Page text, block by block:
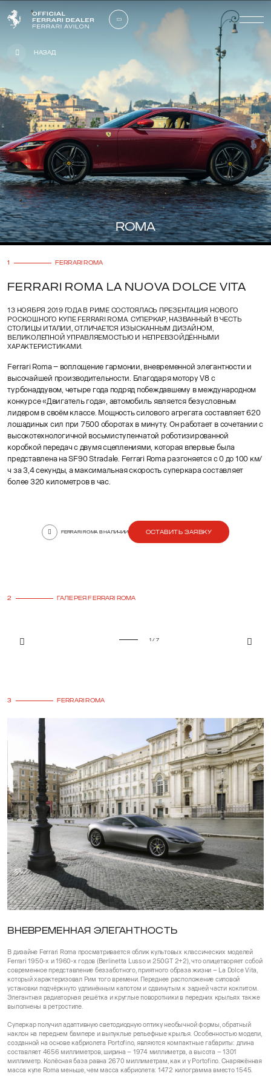
Назад
ROMA
1 FERRARI ROMA
FERRARI ROMA LA NUOVA DOLCE VITA
13 НОЯБРЯ 2019 ГОДА В РИМЕ СОСТОЯЛАСЬ ПРЕЗЕНТАЦИЯ НОВОГО
РОСКОШНОГО КУПЕ FERRARI ROMA. СУПЕРКАР, НАЗВАННЫЙ В ЧЕСТЬ
СТОЛИЦЫ ИТАЛИИ, ОТЛИЧАЕТСЯ ИЗЫСКАННЫМ ДИЗАЙНОМ,
ВЕЛИКОЛЕПНОЙ УПРАВЛЯЕМОСТЬЮ И НЕПРЕВЗОЙДЁННЫМИ
ХАРАКТЕРИСТИКАМИ.
Ferrari Roma – воплощение гармонии, вневременной элегантности и
высочайшей производительности. Благодаря мотору V8 с
турбонаддувом, четыре года подряд побеждавшему в международном
конкурсе «Двигатель года», автомобиль является безусловным
лидером в своём классе. Мощность силового агрегата составляет 620
лошадиных сил при 7500 оборотах в минуту. Он работает в сочетании с
высокотехнологичной восьмиступенчатой роботизированной
коробкой передач с двумя сцеплениями, которая впервые была
представлена на SF90 Stradale. Ferrari Roma разгоняется с 0 до 100 км/
ч за 3,4 секунды, а максимальная скорость суперкара составляет
более 320 километров в час.
FERRARI ROMA В НАЛИЧИИ ОСТАВИТЬ ЗАЯВКУ
2 ГАЛЕРЕЯ FERRARI ROMA
1 / 7
3 FERRARI ROMA
ВНЕВРЕМЕННАЯ ЭЛЕГАНТНОСТЬ
В дизайне Ferrari Roma просматривается облик культовых классических моделей
Ferrari 1950-х и 1960-х годов (Berlinetta Lusso и 250GT 2+2), что олицетворяет собой
современное представление беззаботного, приятного образа жизни – La Dolce Vita,
который характеризовал Рим того времени. Переднее расположение силовой
установки подчёркнуто удлинённым капотом и сдвинутым к задней части кокпитом.
Элегантная радиаторная решётка и круглые поворотники в передних крыльях также
выполнены в ретростиле.
Суперкар получил адаптивную светодиодную оптику необычной формы, обратный
наклон на переднем бампере и выпуклые рельефные крылья. Особенностью модели,
созданной на основе кабриолета Portofino, являются компактные габариты: длина
составляет 4656 миллиметров, ширина – 1974 миллиметра, а высота – 1301
миллиметр. Колёсная база равна 2670 миллиметрам, как и у Portofino. Снаряжённая
масса купе Roma меньше, чем масса кабриолета: 1472 килограмма вместо 1545.